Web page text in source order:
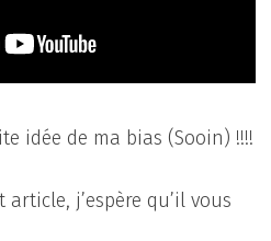
idée de ma bias (Sooin) !!!!
j’espère qu’il vous